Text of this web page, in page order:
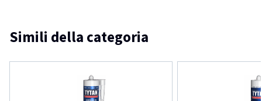
Simili della categoria